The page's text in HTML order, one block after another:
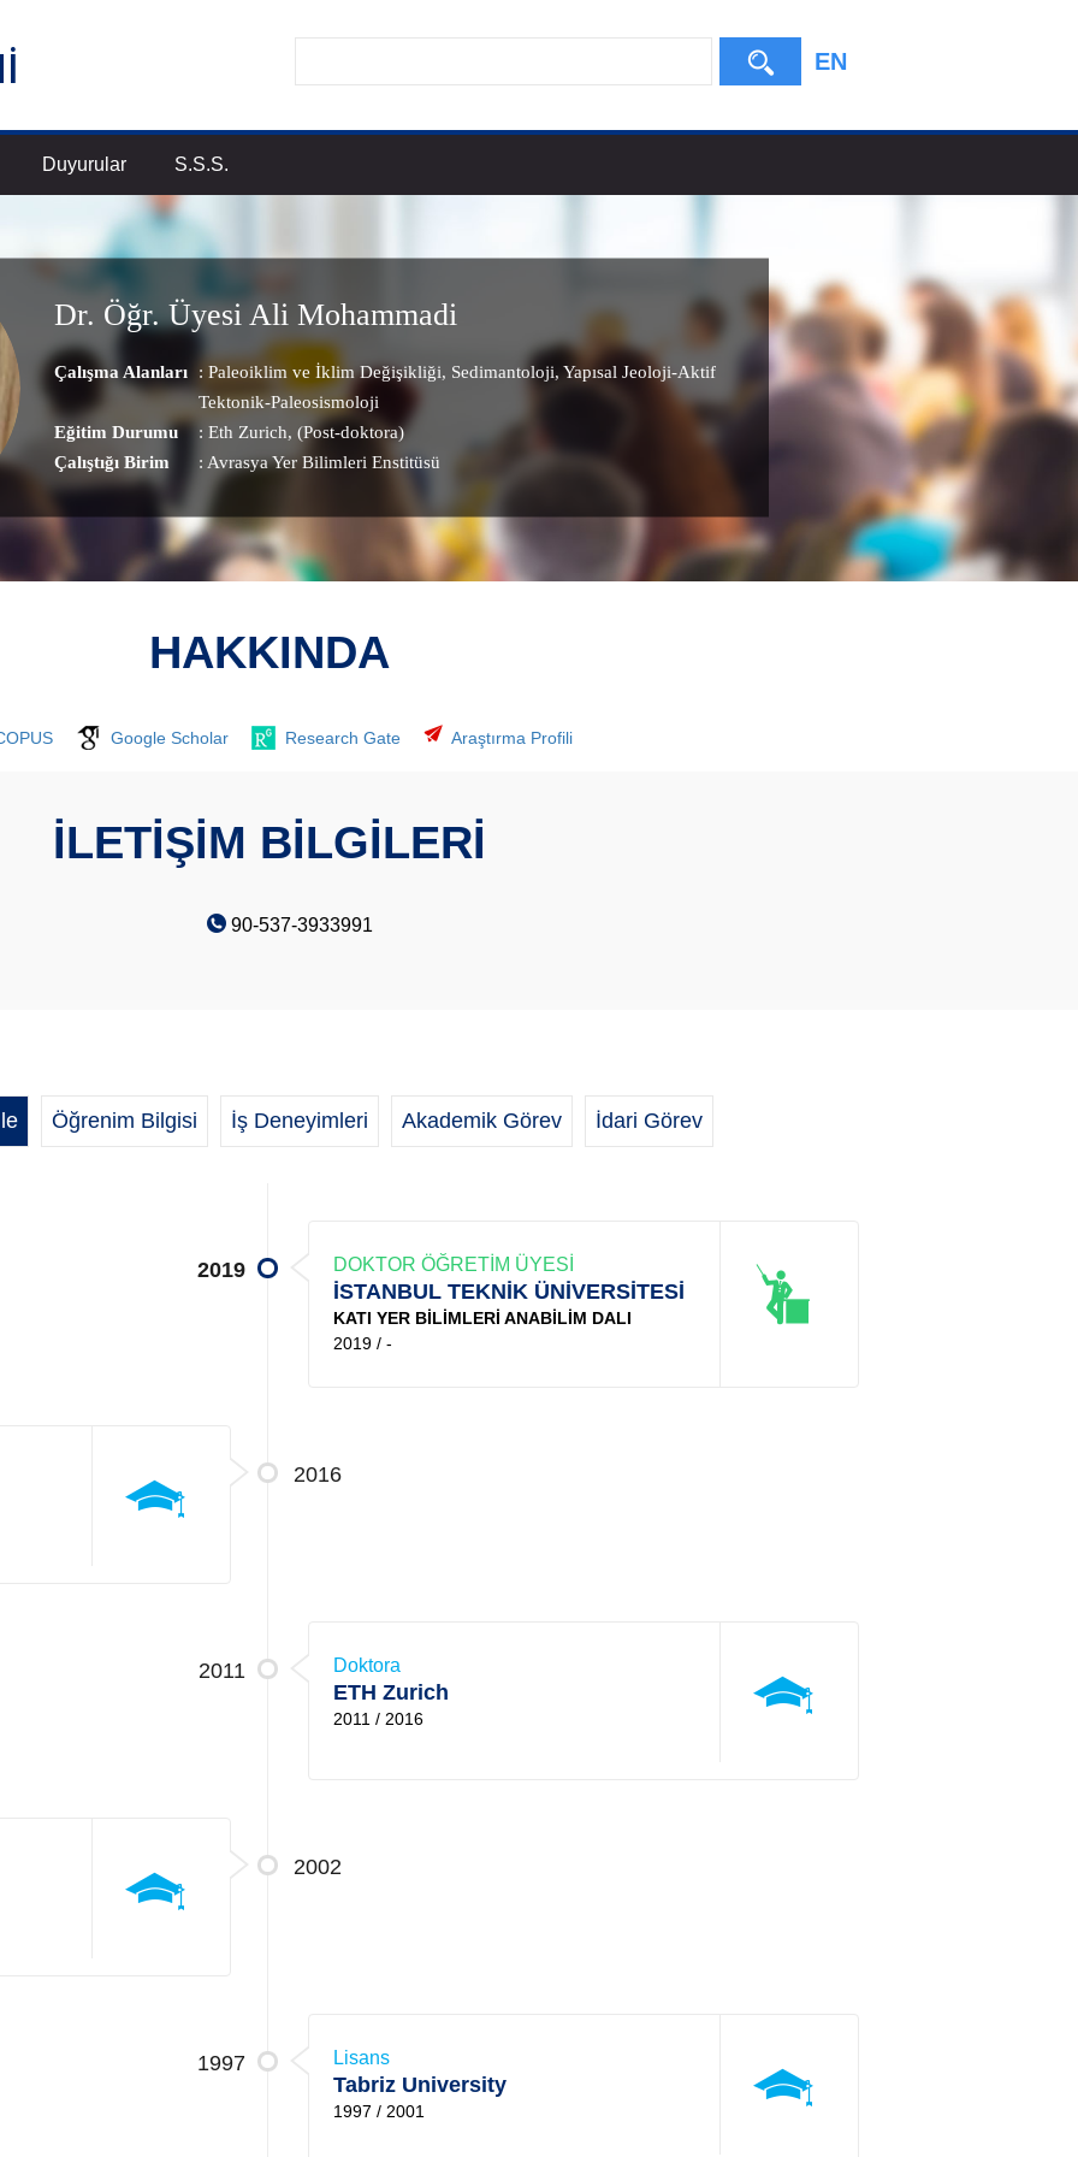
EN
Duyurular S.S.S.
Dr. Öğr. Üyesi Ali Mohammadi
Çalışma Alanları : Paleoiklim ve İklim Değişikliği, Sedimantoloji, Yapısal Jeoloji-Aktif
Tektonik-Paleosismoloji
Eğitim Durumu
: Eth Zurich, (Post-doktora)
Çalıştığı Birim
: Avrasya Yer Bilimleri Enstitüsü
HAKKINDA
Google Scholar Research Gate Araştırma Profili
İLETİŞİM BİLGİLERİ
90-537-3933991
Öğrenim Bilgisi İş Deneyimleri Akademik Görev İdari Görev
2019 DOKTOR ÖĞRETİM ÜYESİ
İSTANBUL TEKNİK ÜNİVERSİTESİ
KATI YER BİLİMLERİ ANABİLİM DALI
2019 / -
2016
2011 Doktora
ETH Zurich
2011 / 2016
2002
1997 Lisans
Tabriz University
1997 / 2001